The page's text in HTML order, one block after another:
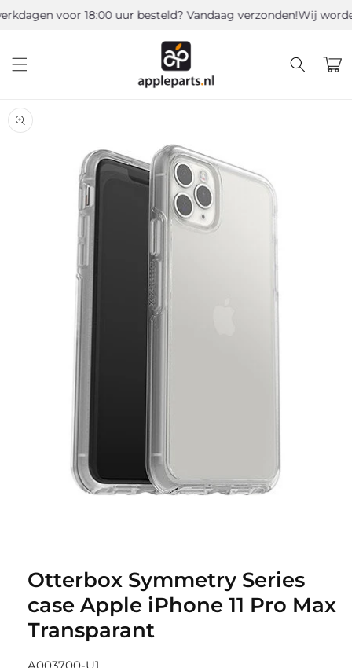
naar de
voor 18:00 uur besteld? Vandaag verzonden!Wij
direct naar
Otterbox Symmetry Series
case Apple iPhone 11 Pro Max
Transparant
SKU:
A003700-U1